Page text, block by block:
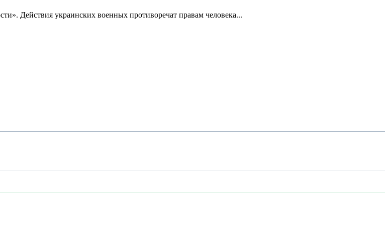
Действия украинских военных противоречат правам человека...